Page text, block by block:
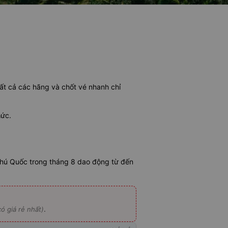
cả các hãng và chốt vé nhanh chỉ
Quốc trong tháng 8 dao động từ đến
giá rẻ nhất).